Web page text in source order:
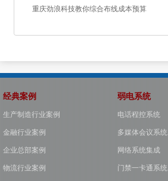
重庆劲浪科技教你综合布线成本预算
经典案例
生产制造行业案例
金融行业案例
企业总部案例
物流行业案例
弱电系统
电话程控系统
多媒体会议系统
网络系统集成
门禁一卡通系统